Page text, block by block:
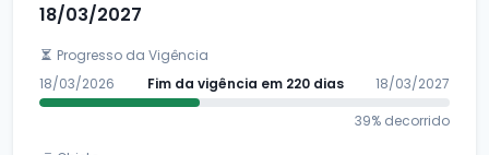
18/03/2027
Progresso da Vigência
18/03/2026
Fim da vigência em 220 dias
18/03/2027
39% decorrido